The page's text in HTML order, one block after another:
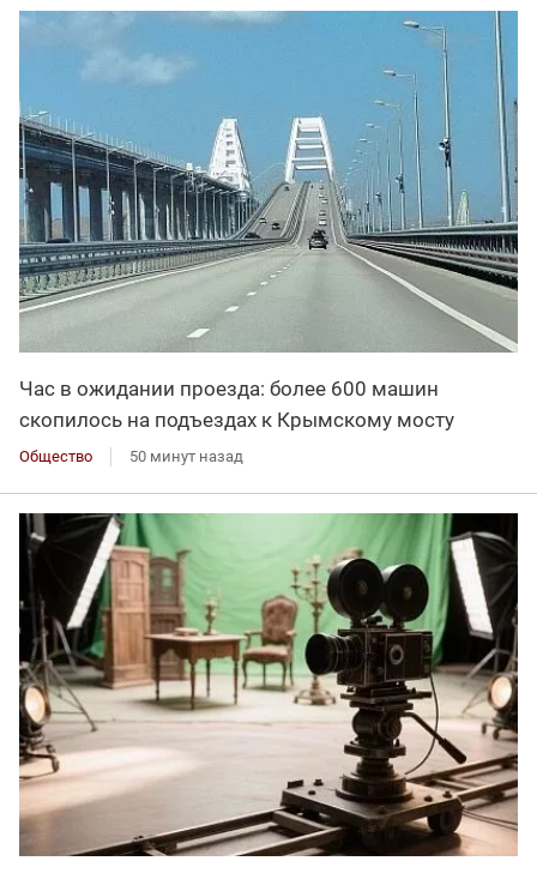
Час в ожидании проезда: более 600 машин
скопилось на подъездах к Крымскому мосту
Общество 50 минут назад